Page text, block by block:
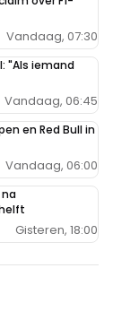
Vandaag, 07:30
"Als iemand
Vandaag, 06:45
en Red Bull in
Vandaag, 06:00
Gisteren, 18:00